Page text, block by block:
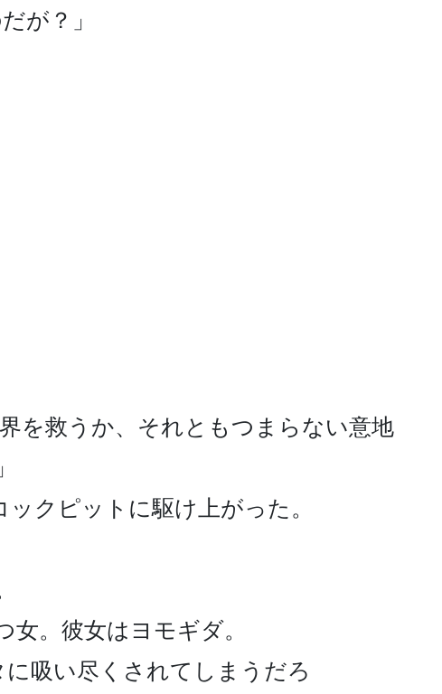
が？」
を救うか、それともつまらない意地
クピットに駆け上がった。
。彼女はヨモギダ。
吸い尽くされてしまうだろ